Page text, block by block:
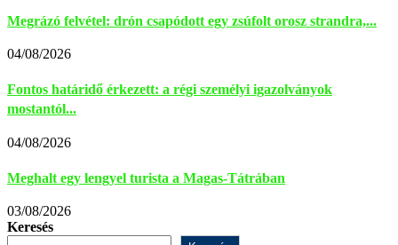
Megrázó felvétel: drón csapódott egy zsúfolt orosz strandra,...
04/08/2026
Fontos határidő érkezett: a régi személyi igazolványok
mostantól...
04/08/2026
Meghalt egy lengyel turista a Magas-Tátrában
03/08/2026
Keresés